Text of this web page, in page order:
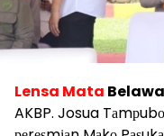
Lensa Mata
AKBP. Josua